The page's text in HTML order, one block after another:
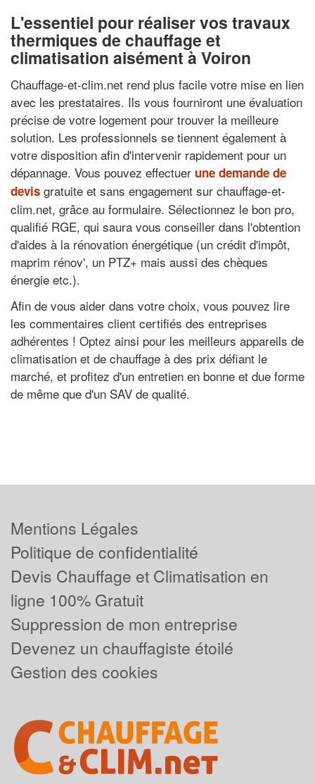
L'essentiel pour réaliser vos travaux
thermiques de chauffage et
climatisation aisément à Voiron
Chauffage-et-clim.net rend plus facile votre mise en lien
avec les prestataires. Ils vous fourniront une évaluation
précise de votre logement pour trouver la meilleure
solution. Les professionnels se tiennent également à
votre disposition afin d'intervenir rapidement pour un
dépannage. Vous pouvez effectuer une demande de
devis gratuite et sans engagement sur chauffage-et-
clim.net, grâce au formulaire. Sélectionnez le bon pro,
qualifié RGE, qui saura vous conseiller dans l'obtention
d'aides à la rénovation énergétique (un crédit d'impôt,
maprim rénov', un PTZ+ mais aussi des chèques
énergie etc.).
Afin de vous aider dans votre choix, vous pouvez lire
les commentaires client certifiés des entreprises
adhérentes ! Optez ainsi pour les meilleurs appareils de
climatisation et de chauffage à des prix défiant le
marché, et profitez d'un entretien en bonne et due forme
de même que d'un SAV de qualité.
Mentions Légales
Politique de confidentialité
Devis Chauffage et Climatisation en
ligne 100% Gratuit
Suppression de mon entreprise
Devenez un chauffagiste étoilé
Gestion des cookies